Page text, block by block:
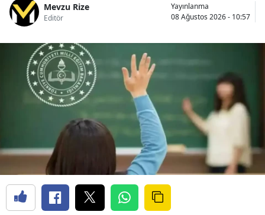
Mevzu Rize
Editör
Yayınlanma
08 Ağustos 2026 - 10:57